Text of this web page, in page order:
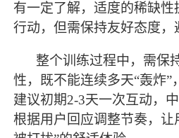
有一定了解，适度的稀缺
行动，但需保持友好态度，
整个训练过程中，需保
性，既不能连续多天“轰炸”
建议初期2-3天一次互动，
根据用户回应调整节奏，让